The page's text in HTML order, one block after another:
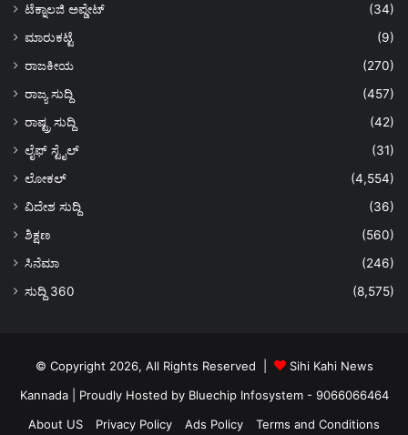
ಟೆಕ್ನಾಲಜಿ ಅಪ್ಡೇಟ್
(34)
ಮಾರುಕಟ್ಟೆ
(9)
ರಾಜಕೀಯ
(270)
ರಾಜ್ಯ ಸುದ್ದಿ
(457)
ರಾಷ್ಟ್ರ ಸುದ್ದಿ
(42)
ಲೈಫ್ ಸ್ಟೈಲ್
(31)
ಲೋಕಲ್
(4,554)
ವಿದೇಶ ಸುದ್ದಿ
(36)
ಶಿಕ್ಷಣ
(560)
ಸಿನೆಮಾ
(246)
ಸುದ್ದಿ 360
(8,575)
© Copyright 2026, All Rights Reserved |
Sihi Kahi News
Kannada| Proudly Hosted by Bluechip Infosystem - 9066066464
About US
Privacy Policy Ads Policy Terms and Conditions